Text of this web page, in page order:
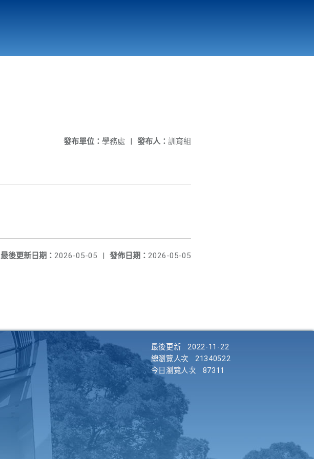
發布人： 訓育組
發布單位： 學務處 |
發佈日期： 2026-05-05
最後更新日期： 2026-05-05 |
最後更新
2022-11-22
總瀏覽人次
21340522
今日瀏覽人次
87311